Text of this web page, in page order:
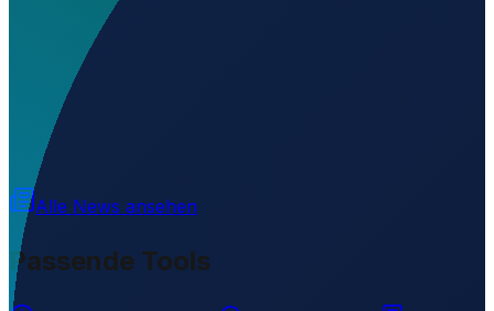
Wo liegt Acado Airport?
Was ist der ICAO-Code von Acado Airport?
Auf welcher Höhe liegt Acado Airport?
Wird geladen...
-1.39751
Alle News ansehen
Passende Tools